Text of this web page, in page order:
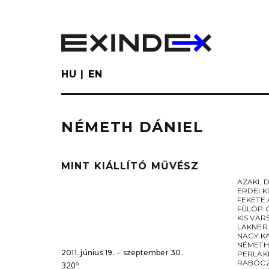
HU EN
NÉMETH DÁNIEL
MINT KIÁLLÍTÓ MŰVÉSZ
2011. június 19. ‒ szeptember 30.
320º
AZAKI,
ERDEI
FEKETE
FÜLÖP
KIS
NAGY